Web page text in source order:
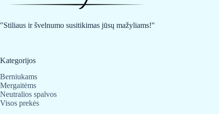
"Stiliaus ir švelnumo susitikimas jūsų mažyliams!"
Kategorijos
Berniukams
Mergaitėms
Neutralios spalvos
Visos prekės